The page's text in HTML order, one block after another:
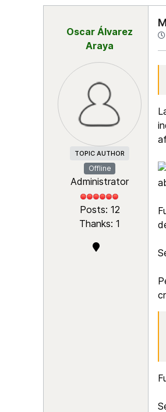
Oscar Álvarez
Araya
TOPIC AUTHOR
Offline
Administrator
Posts: 12
Thanks: 1